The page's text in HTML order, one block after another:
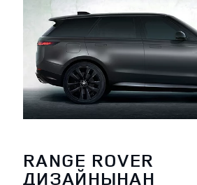
RANGE ROVER
ДИЗАЙНЫНАН